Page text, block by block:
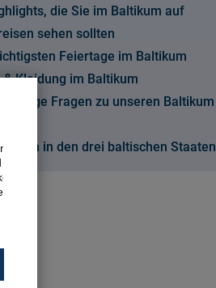
die Sie im Baltikum auf
sehen sollten
Feiertage im Baltikum
& Kleidung im Baltikum
- Häufige Fragen zu unseren Baltikum
in den drei baltischen Staaten